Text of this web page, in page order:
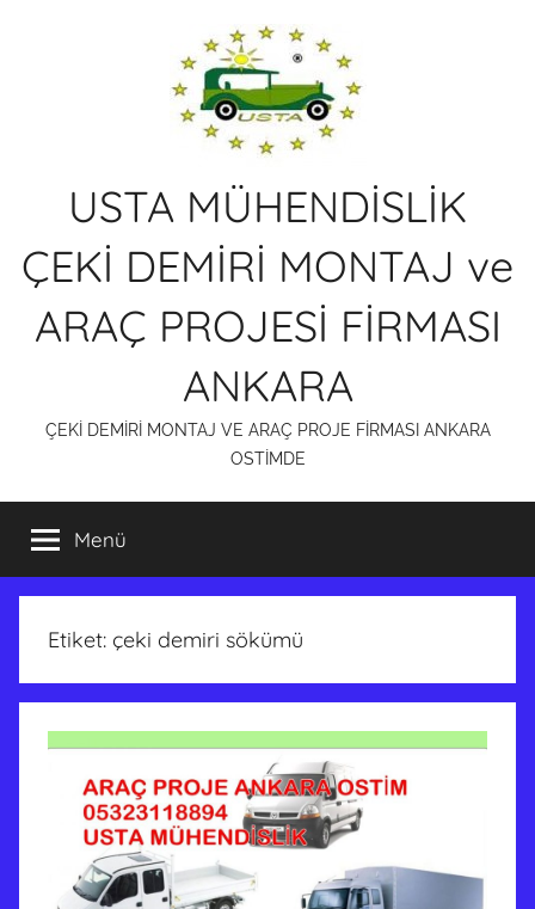
USTA MÜHENDİSLİK
ÇEKİ DEMİRİ MONTAJ ve
ARAÇ PROJESİ FİRMASI
ANKARA
ÇEKİ DEMİRİ MONTAJ VE ARAÇ PROJE FİRMASI ANKARA
OSTİMDE
Menü
Etiket: çeki demiri sökümü